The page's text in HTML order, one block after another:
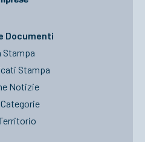
Documenti
Stampa
Stampa
Notizie
Categorie